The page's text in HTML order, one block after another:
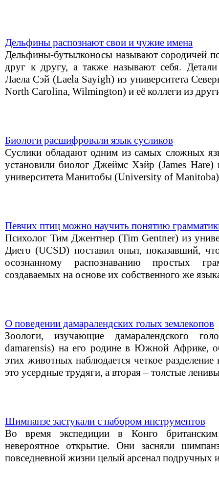
Дельфины распознают свои и чужие имена
Дельфины-бутылконосы называют сородичей
друг к другу, а также называют себя.
Лаела Сэй (Laela Sayigh) из университета
North Carolina, Wilmington) и её коллеги из
Биологи расшифровали язык сусликов
Суслики обладают одним из самых сложных
установили биолог Джеймс Хэйр (James Hare)
университета Манитобы (University of
Певчих птиц можно научить понятию
Психолог Тим Джентнер (Tim Gentner) из
Диего (UCSD) поставил опыт, показавший,
осознанному распознаванию простых
создаваемых на основе их собственного же
О поведении дамаралендских голых землекопов
Зоологи, изучающие дамаралендского
damarensis) на его родине в Южной Африке,
этих животных наблюдается четкое
это усердные трудяги, а вторая – толстые
Шимпанзе застукали с набором инструментов
Во время экспедиции в Конго
невероятное открытие. Они засняли
повседневной жизни целый арсенал подручных